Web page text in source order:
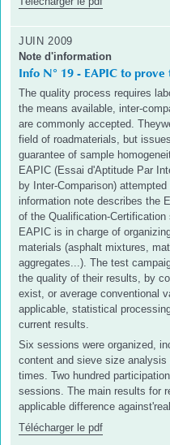
JUIN 2009
Note d'information
Info N° 19 - EAPIC to
The quality process requires
the means available, inter-
are commonly accepted.
field of roadmaterials, but
guarantee of sample
EAPIC (Essai d'Aptitude Par
by Inter-Comparison)
information note describes the
of the Qualification-
EAPIC is in charge of
materials (asphalt mixtures,
aggregates...). The test
the quality of their results, by
exist, or average conventional
applicable, statistical
current results.
Six sessions were organized,
content and sieve size
times. Two hundred
sessions. The main results for
applicable difference
Télécharger le pdf